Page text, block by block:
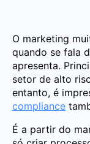
O marketing
quando se fala
apresenta.
setor de alto
entanto, é
compliance
É a partir do